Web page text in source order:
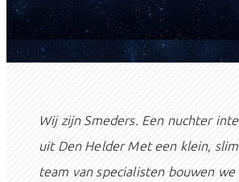
Wij zijn Smeders. Een nuchter
uit Den Helder Met een klein,
team van specialisten bouwen